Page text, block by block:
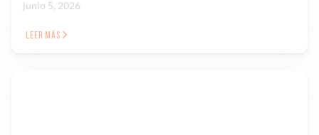
junio 5, 2026
LEER MÁS